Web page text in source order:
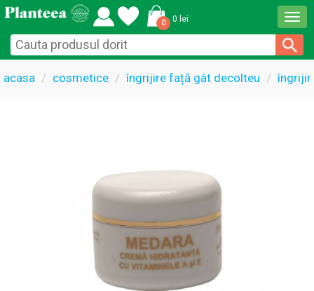
0 0 lei
acasa cosmetice îngrijire față gât decolteu